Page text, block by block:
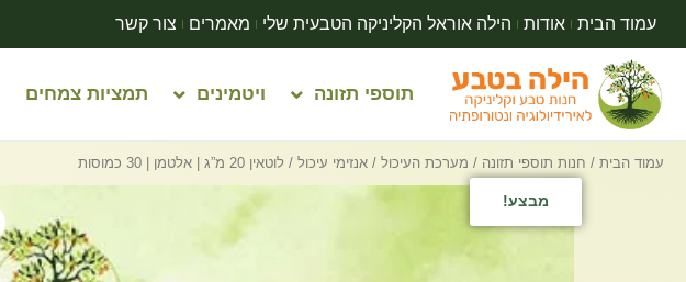
עמוד הבית אודות הילה אוראל הקליניקה הטבעית שלי מאמרים צור קשר
תוספי תזונה ויטמינים תמציות צמחים
עמוד הבית / חנות תוספי תזונה / מערכת העיכול / אנזימי עיכול / לוטאין 20 מ”ג | אלטמן | 30 כמוסות
מבצע!